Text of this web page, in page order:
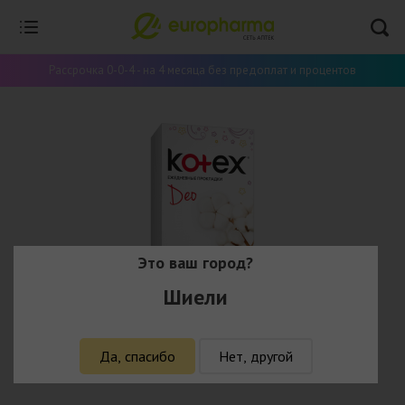
Рассрочка 0-0-4 - на 4 месяца без предоплат и процентов
Это ваш город?
Шиели
Да, спасибо Нет, другой